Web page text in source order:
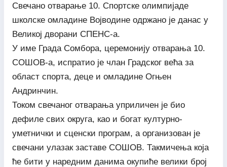
Свечано отварање 10. Спортске олимпијаде
школске омладине Војводине одржано је данас у
Великој дворани СПЕНС-а.
У име Града Сомбора, церемонију отварања 10.
СОШОВ-а, испратио је члан Градског већа за
област спорта, деце и омладине Огњен
Андринчин.
Током свечаног отварања уприличен је био
дефиле свих округа, као и богат културно-
уметнички и сценски програм, а организован је
свечани улазак заставе СОШОВ. Такмичења која
ће бити у наредним данима окупиће велики број